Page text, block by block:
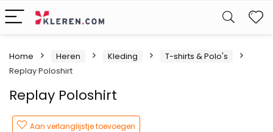
Home Heren Kleding
T-shirts & Polo's
Replay Poloshirt
Replay Poloshirt
Aan verlanglijstje toevoegen